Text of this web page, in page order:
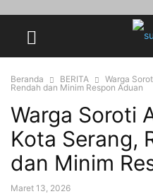
Beranda BERITA
Warga
Rendah dan Minim Respon Aduan
Warga Soroti
Kota Serang,
dan Minim
Maret 13, 2026